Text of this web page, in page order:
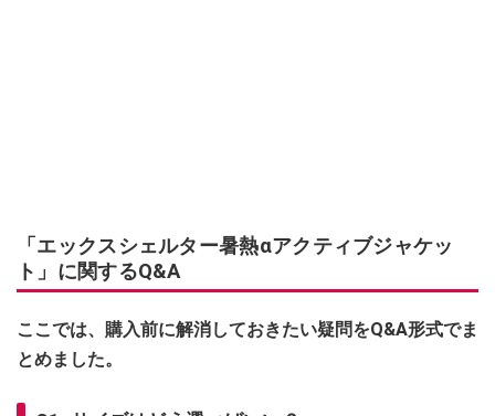
「エックスシェルター暑熱αアクティブジャケッ
ト」に関するQ&A
ここでは、購入前に解消しておきたい疑問をQ&A形式でま
とめました。